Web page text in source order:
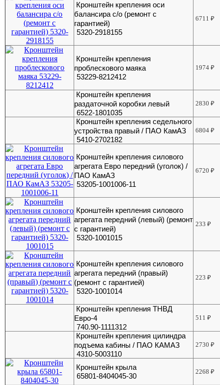
Кронштейн крепления оси
балансира с/о (ремонт с
гарантией)
5320-2918155
6711₽
Кронштейн крепления
проблескового маяка
53229-8212412
1974₽
Кронштейн крепления
раздаточной коробки левый
6522-1801035
2830₽
Кронштейн крепления седельного
устройства правый / ПАО КамАЗ
5410-2702182
6804₽
Кронштейн крепления силового
агрегата Евро передний (уголок) /
ПАО КамАЗ
53205-1001006-11
6720₽
Кронштейн крепления силового
агрегата передний (левый) (ремонт
с гарантией)
5320-1001015
233₽
Кронштейн крепления силового
агрегата передний (правый)
(ремонт с гарантией)
5320-1001014
223₽
Кронштейн крепления ТНВД
Евро-4
740.90-1111312
511₽
Кронштейн крепления цилиндра
подъема кабины / ПАО КАМАЗ
4310-5003110
2730₽
Кронштейн крыла
65801-8404045-30
2268₽